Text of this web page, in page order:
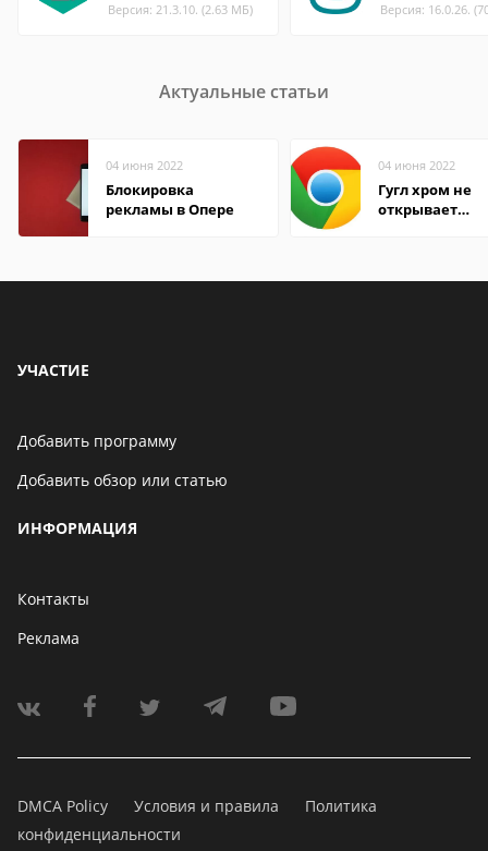
Версия: 21.3.10. (2.63 МБ) Версия: 16.0.26.
Актуальные статьи
04 июня 2022
Блокировка
рекламы в Опере
04 июня 2022
Гугл хром не
открывает
УЧАСТИЕ
Добавить программу
Добавить обзор или статью
ИНФОРМАЦИЯ
Контакты
Реклама
DMCA Policy Условия и правила
Политика
конфиденциальности